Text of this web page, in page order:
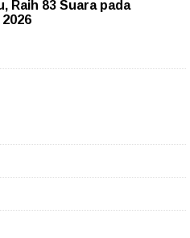
Raih 83 Suara pada